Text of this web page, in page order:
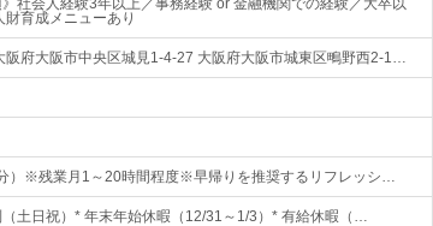
社会人経験3年以上／事務経験 or 金融機関での経験／大卒以
育成メニューあり
阪府大阪市中央区城見1-4-27 大阪府大阪市城東区鴫野西2-1…
）※残業月1～20時間程度※早帰りを推奨するリフレッシ…
（土日祝）* 年末年始休暇（12/31～1/3）* 有給休暇（…